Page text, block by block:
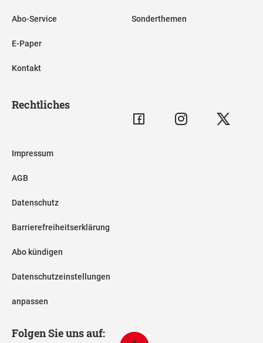
Abo-Service
E-Paper
Kontakt
Sonderthemen
Rechtliches
Impressum
AGB
Datenschutz
Barrierefreiheitserklärung
Abo kündigen
Datenschutzeinstellungen
anpassen
Folgen Sie uns auf: